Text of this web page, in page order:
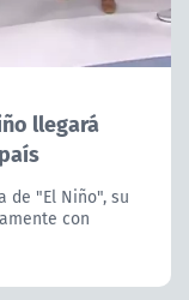
llegará
de "El Niño", su
con